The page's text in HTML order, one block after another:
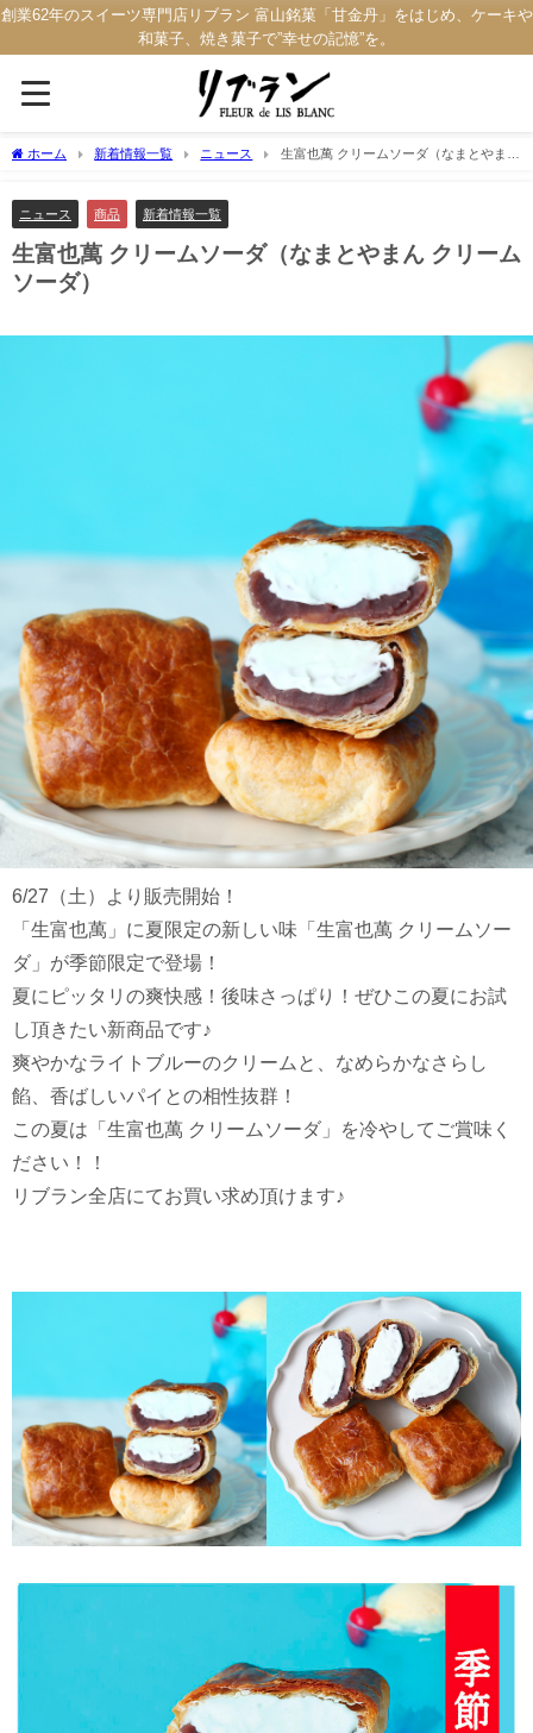
創業62年のスイーツ専門店リブラン 富山銘菓「甘金丹」をはじめ、ケーキや
和菓子、焼き菓子で”幸せの記憶”を。
ホーム 新着情報一覧 ニュース
生富也萬 クリームソーダ（なまとやまん
ニュース 商品 新着情報一覧
生富也萬 クリームソーダ（なまとやまん クリーム
ソーダ）
6/27（土）より販売開始！
「生富也萬」に夏限定の新しい味「生富也萬 クリームソー
ダ」が季節限定で登場！
夏にピッタリの爽快感！後味さっぱり！ぜひこの夏にお試
し頂きたい新商品です♪
爽やかなライトブルーのクリームと、なめらかなさらし
餡、香ばしいパイとの相性抜群！
この夏は「生富也萬 クリームソーダ」を冷やしてご賞味く
ださい！！
リブラン全店にてお買い求め頂けます♪